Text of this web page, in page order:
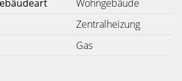
Wohngebäude
Zentralheizung
Gas